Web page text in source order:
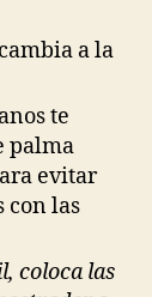
a la
te
palma
evitar
con las
coloca las